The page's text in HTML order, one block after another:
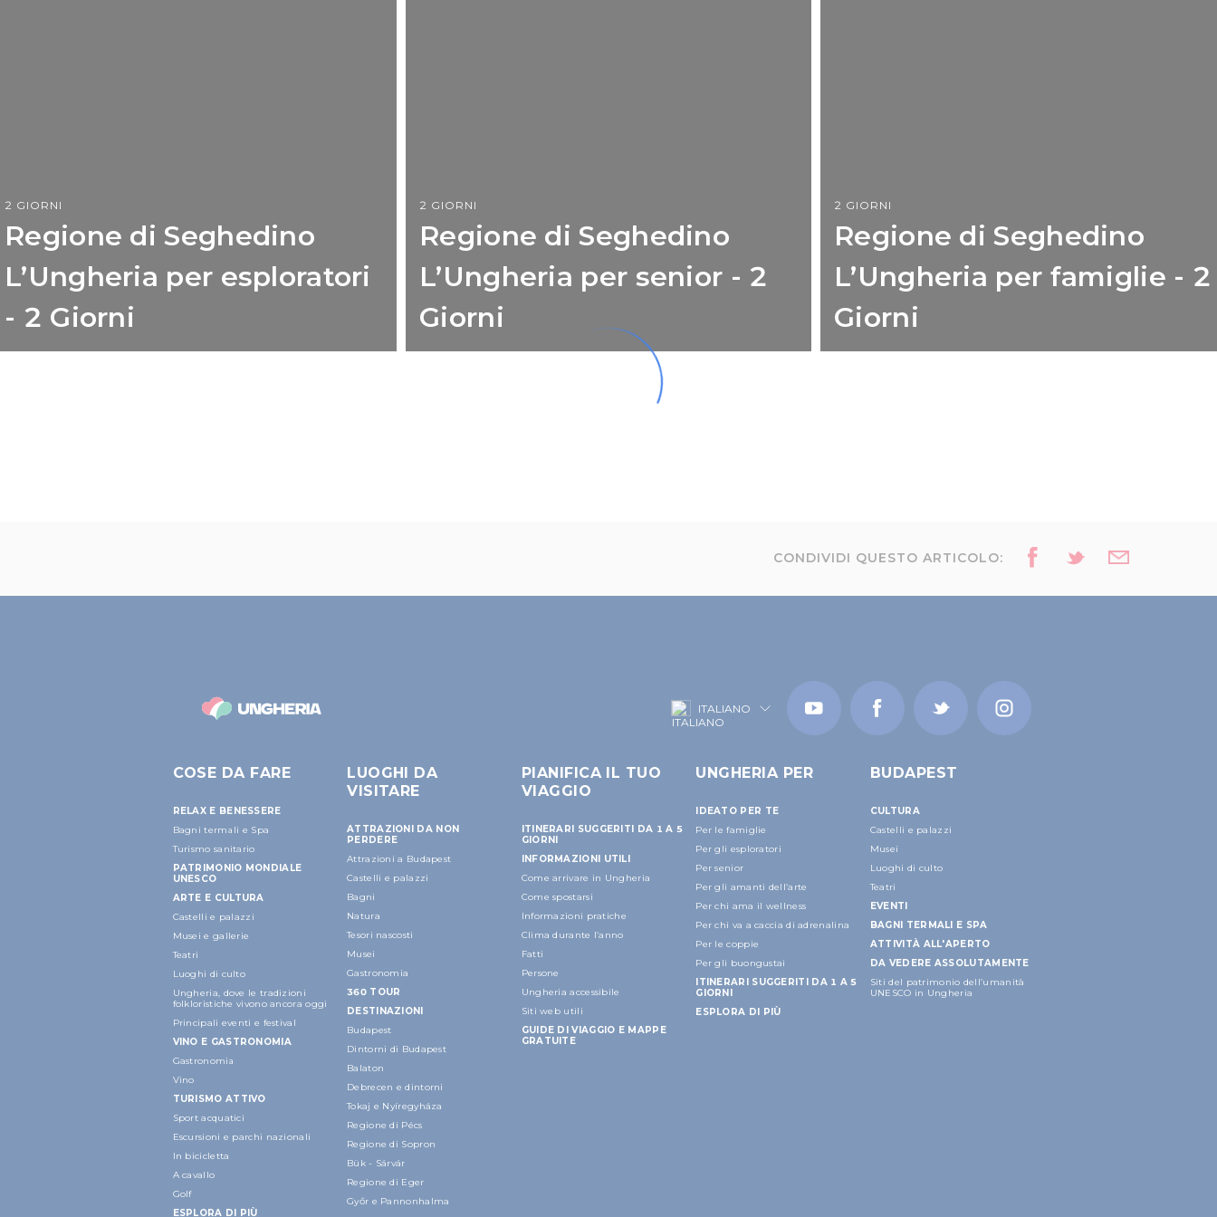
2 GIORNI
Regione di Seghedino
L’Ungheria per esploratori
- 2 Giorni
2 GIORNI
Regione di Seghedino
L’Ungheria per senior - 2
Giorni
2 GIORNI
Regione di Seghedino
L’Ungheria per famiglie - 2
Giorni
CONDIVIDI QUESTO ARTICOLO:
ITALIANO
COSE DA FARE
RELAX E BENESSERE
Bagni termali e Spa
Turismo sanitario
PATRIMONIO MONDIALE
UNESCO
ARTE E CULTURA
Castelli e palazzi
Musei e gallerie
Teatri
Luoghi di culto
Ungheria, dove le tradizioni
folkloristiche vivono ancora oggi
Principali eventi e festival
VINO E GASTRONOMIA
Gastronomia
Vino
TURISMO ATTIVO
Sport acquatici
Escursioni e parchi nazionali
In bicicletta
A cavallo
Golf
ESPLORA DI PIÙ
LUOGHI DA
VISITARE
ATTRAZIONI DA NON
PERDERE
Attrazioni a Budapest
Castelli e palazzi
Bagni
Natura
Tesori nascosti
Musei
Gastronomia
360 TOUR
DESTINAZIONI
Budapest
Dintorni di Budapest
Balaton
Debrecen e dintorni
Tokaj e Nyíregyháza
Regione di Pécs
Regione di Sopron
Bük - Sárvár
Regione di Eger
Győr e Pannonhalma
PIANIFICA IL TUO
VIAGGIO
ITINERARI SUGGERITI DA 1 A 5
GIORNI
INFORMAZIONI UTILI
Come arrivare in Ungheria
Come spostarsi
Informazioni pratiche
Clima durante l’anno
Fatti
Persone
Ungheria accessibile
Siti web utili
GUIDE DI VIAGGIO E MAPPE
GRATUITE
UNGHERIA PER
IDEATO PER TE
Per le famiglie
Per gli esploratori
Per senior
Per gli amanti dell’arte
Per chi ama il wellness
Per chi va a caccia di adrenalina
Per le coppie
Per gli buongustai
ITINERARI SUGGERITI DA 1 A 5
GIORNI
ESPLORA DI PIÙ
BUDAPEST
CULTURA
Castelli e palazzi
Musei
Luoghi di culto
Teatri
EVENTI
BAGNI TERMALI E SPA
ATTIVITÀ ALL'APERTO
DA VEDERE ASSOLUTAMENTE
Siti del patrimonio dell’umanità
UNESCO in Ungheria